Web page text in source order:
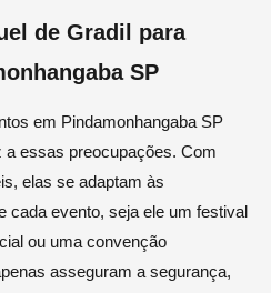
de Gradil para
SP
em Pindamonhangaba SP
essas preocupações. Com
elas se adaptam às
cada evento, seja ele um festival
ou uma convenção
asseguram a segurança,